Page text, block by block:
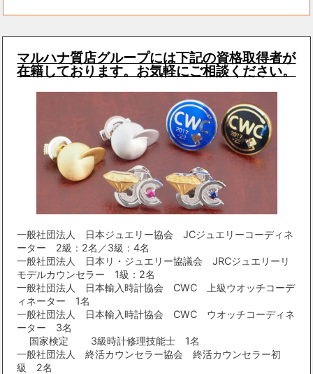
マルハナ質店グループには下記の資格取得者が
在籍しております。お気軽にご相談ください。
一般社団法人 日本ジュエリー協会 JCジュエリーコーディネ
ーター 2級：2名／3級：4名
一般社団法人 日本リ・ジュエリー協議会 JRCジュエリーリ
モデルカウンセラー 1級：2名
一般社団法人 日本輸入時計協会 CWC 上級ウオッチコーデ
ィネーター 1名
一般社団法人 日本輸入時計協会 CWC ウオッチコーディネ
ーター 3名
国家検定 3級時計修理技能士 1名
一般社団法人 終活カウンセラー協会 終活カウンセラー初
級 2名